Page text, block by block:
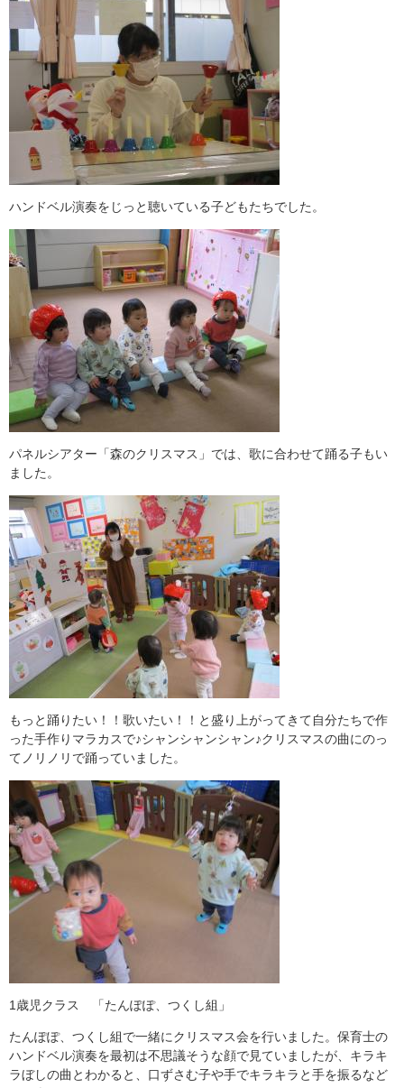
ハンドベル演奏をじっと聴いている子どもたちでした。
パネルシアター「森のクリスマス」では、歌に合わせて踊る子もい
ました。
もっと踊りたい！！歌いたい！！と盛り上がってきて自分たちで作
った手作りマラカスで♪シャンシャンシャン♪クリスマスの曲にのっ
てノリノリで踊っていました。
1歳児クラス 「たんぽぽ、つくし組」
たんぽぽ、つくし組で一緒にクリスマス会を行いました。保育士の
ハンドベル演奏を最初は不思議そうな顔で見ていましたが、キラキ
ラぼしの曲とわかると、口ずさむ子や手でキラキラと手を振るなど